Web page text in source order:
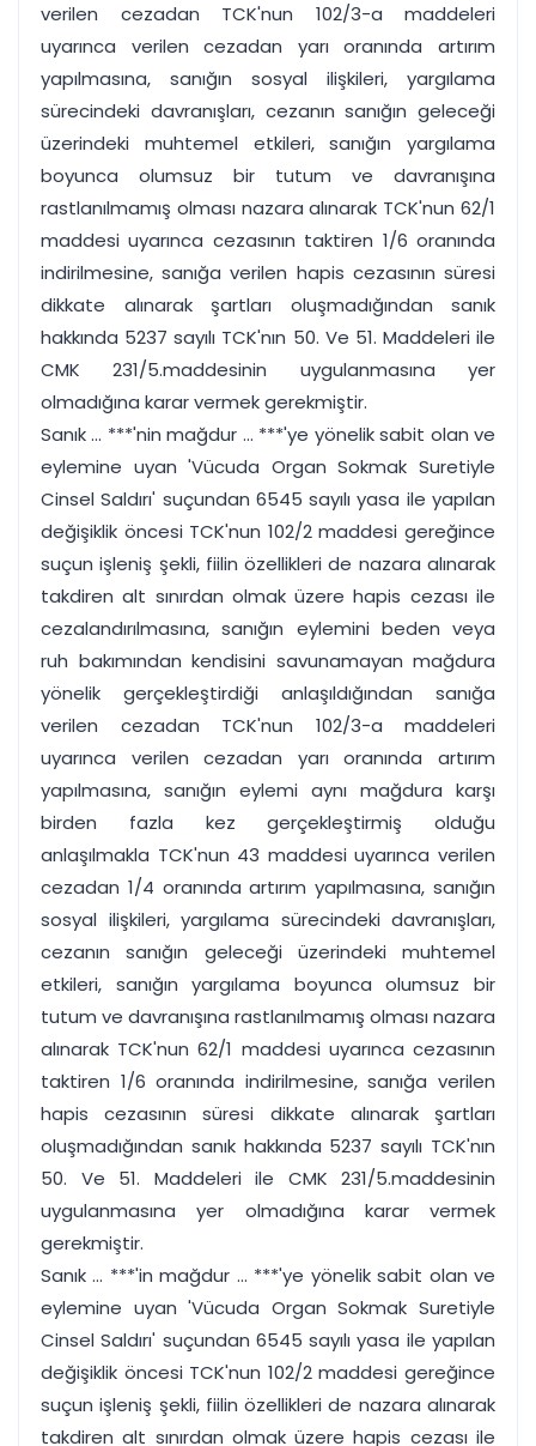
verilen cezadan TCK'nun 102/3-a maddeleri
uyarınca verilen cezadan yarı oranında artırım
yapılmasına, sanığın sosyal ilişkileri, yargılama
sürecindeki davranışları, cezanın sanığın geleceği
üzerindeki muhtemel etkileri, sanığın yargılama
boyunca olumsuz bir tutum ve davranışına
rastlanılmamış olması nazara alınarak TCK'nun 62/1
maddesi uyarınca cezasının taktiren 1/6 oranında
indirilmesine, sanığa verilen hapis cezasının süresi
dikkate alınarak şartları oluşmadığından sanık
hakkında 5237 sayılı TCK'nın 50. Ve 51. Maddeleri ile
CMK 231/5.maddesinin uygulanmasına yer
olmadığına karar vermek gerekmiştir.
Sanık ... ***'nin mağdur ... ***'ye yönelik sabit olan ve
eylemine uyan 'Vücuda Organ Sokmak Suretiyle
Cinsel Saldırı' suçundan 6545 sayılı yasa ile yapılan
değişiklik öncesi TCK'nun 102/2 maddesi gereğince
suçun işleniş şekli, fiilin özellikleri de nazara alınarak
takdiren alt sınırdan olmak üzere hapis cezası ile
cezalandırılmasına, sanığın eylemini beden veya
ruh bakımından kendisini savunamayan mağdura
yönelik gerçekleştirdiği anlaşıldığından sanığa
verilen cezadan TCK'nun 102/3-a maddeleri
uyarınca verilen cezadan yarı oranında artırım
yapılmasına, sanığın eylemi aynı mağdura karşı
birden fazla kez gerçekleştirmiş olduğu
anlaşılmakla TCK'nun 43 maddesi uyarınca verilen
cezadan 1/4 oranında artırım yapılmasına, sanığın
sosyal ilişkileri, yargılama sürecindeki davranışları,
cezanın sanığın geleceği üzerindeki muhtemel
etkileri, sanığın yargılama boyunca olumsuz bir
tutum ve davranışına rastlanılmamış olması nazara
alınarak TCK'nun 62/1 maddesi uyarınca cezasının
taktiren 1/6 oranında indirilmesine, sanığa verilen
hapis cezasının süresi dikkate alınarak şartları
oluşmadığından sanık hakkında 5237 sayılı TCK'nın
50. Ve 51. Maddeleri ile CMK 231/5.maddesinin
uygulanmasına yer olmadığına karar vermek
gerekmiştir.
Sanık ... ***'in mağdur ... ***'ye yönelik sabit olan ve
eylemine uyan 'Vücuda Organ Sokmak Suretiyle
Cinsel Saldırı' suçundan 6545 sayılı yasa ile yapılan
değişiklik öncesi TCK'nun 102/2 maddesi gereğince
suçun işleniş şekli, fiilin özellikleri de nazara alınarak
takdiren alt sınırdan olmak üzere hapis cezası ile